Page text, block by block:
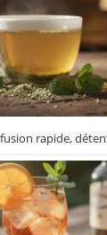
rapide,